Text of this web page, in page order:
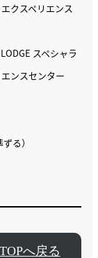
クスペリエンス
スペシャラ
ンスセンター
る）
へ戻る